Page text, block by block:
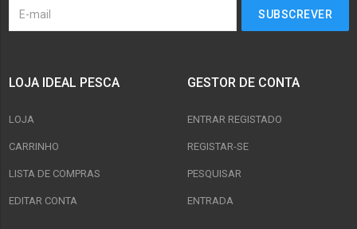
LOJA IDEAL PESCA
LOJA
CARRINHO
LISTA DE COMPRAS
EDITAR CONTA
GESTOR DE CONTA
ENTRAR REGISTADO
REGISTAR-SE
PESQUISAR
ENTRADA